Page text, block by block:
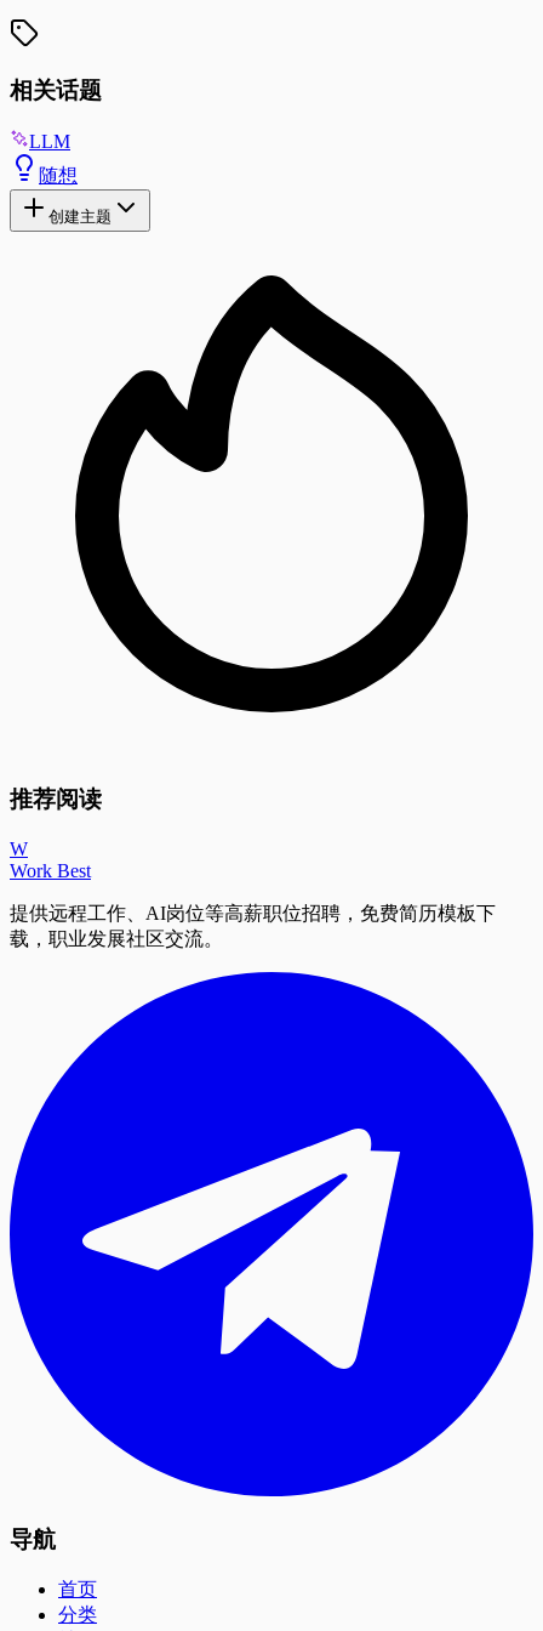
相关话题
LLM
随想
创建主题
推荐阅读
W
Work Best
提供远程工作、AI岗位等高薪职位招聘，免费简历模板下
载，职业发展社区交流。
导航
首页
分类